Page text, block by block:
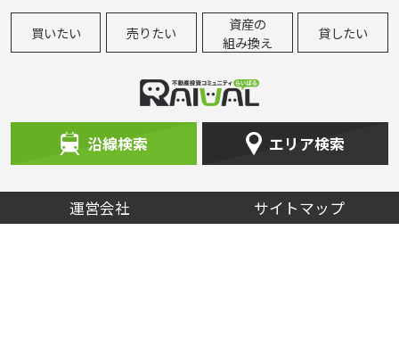
買いたい 売りたい
資産の
組み換え
貸したい
沿線検索 エリア検索
運営会社 サイトマップ